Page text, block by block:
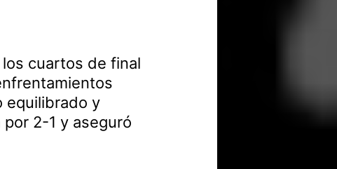
cuartos de final
equilibrado y
2-1 y aseguró